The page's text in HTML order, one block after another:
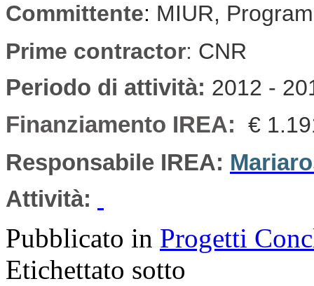
Committente: MIUR,
Prime contractor: CNR
Periodo di attività: 2012 -
Finanziamento IREA: €
Responsabile IREA:
Attività:
Pubblicato in Progetti
Etichettato sotto